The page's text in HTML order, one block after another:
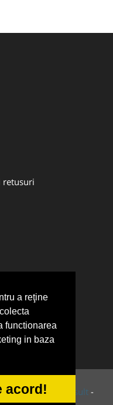
a reţine
functionarea
in baza
acord!
retusuri
&Tokaido Consult -